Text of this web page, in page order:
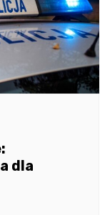
dla